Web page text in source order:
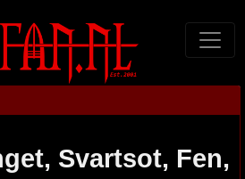
Svartsot, Fen,